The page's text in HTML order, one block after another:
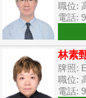
職位:
電話:
林素
牌照:
職位:
電話: